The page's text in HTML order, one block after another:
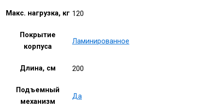
Макс. нагрузка, кг 120
Покрытие
корпуса
Ламинированное
Длина, см 200
Подъемный
механизм
Да